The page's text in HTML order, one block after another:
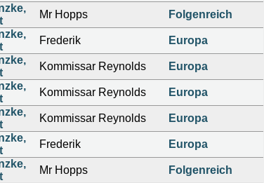
Mr Hopps Folgenreich
Frederik Europa
Kommissar Reynolds Europa
Kommissar Reynolds Europa
Kommissar Reynolds Europa
Frederik Europa
Mr Hopps Folgenreich